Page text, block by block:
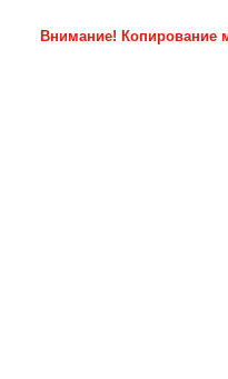
Внимание! Копирование